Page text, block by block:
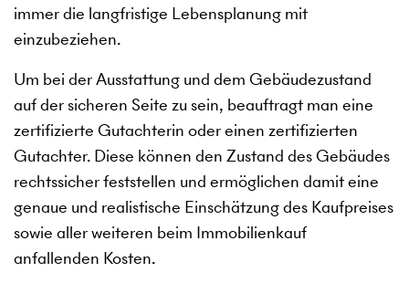
immer die langfristige Lebensplanung mit
einzubeziehen.
Um bei der Ausstattung und dem Gebäudezustand
auf der sicheren Seite zu sein, beauftragt man eine
zertifizierte Gutachterin oder einen zertifizierten
Gutachter. Diese können den Zustand des Gebäudes
rechtssicher feststellen und ermöglichen damit eine
genaue und realistische Einschätzung des Kaufpreises
sowie aller weiteren beim Immobilienkauf
anfallenden Kosten.